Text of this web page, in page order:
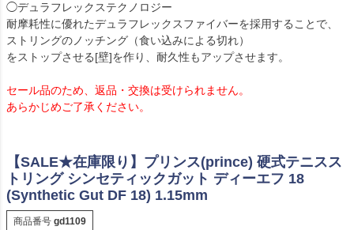
◯デュラフレックステクノロジー
耐摩耗性に優れたデュラフレックスファイバーを採用することで、
ストリングのノッチング（食い込みによる切れ）
をストップさせる[壁]を作り、耐久性もアップさせます。
セール品のため、返品・交換は受けられません。
あらかじめご了承ください。
【SALE★在庫限り】プリンス(prince) 硬式テニスス
トリング シンセティックガット ディーエフ 18
(Synthetic Gut DF 18) 1.15mm
商品番号 gd1109